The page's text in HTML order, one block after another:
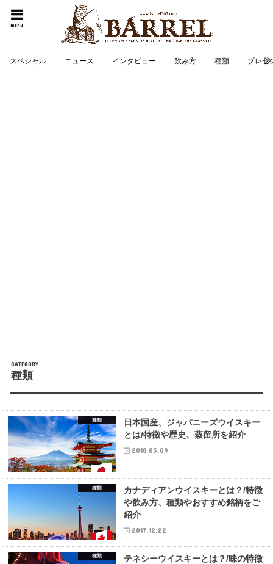
menu
スペシャル ニュース インタビュー 飲み方 種類 プレゼ
CATEGORY
種類
種類
日本国産、ジャパニーズウイスキー
とは/特徴や歴史、蒸留所を紹介
2018.05.09
種類
カナディアンウイスキーとは？/特徴
や飲み方、種類やおすすめ銘柄をご
紹介
2017.12.22
種類
テネシーウイスキーとは？/味の特徴